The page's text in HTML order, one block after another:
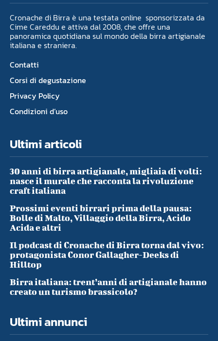
Cronache di Birra è una testata online sponsorizzata da
Cime Careddu e attiva dal 2008, che offre una
panoramica quotidiana sul mondo della birra artigianale
italiana e straniera.
Contatti
Corsi di degustazione
Privacy Policy
Condizioni d’uso
Ultimi articoli
30 anni di birra artigianale, migliaia di volti:
nasce il murale che racconta la rivoluzione
craft italiana
Prossimi eventi birrari prima della pausa:
Bolle di Malto, Villaggio della Birra, Acido
Acida e altri
Il podcast di Cronache di Birra torna dal vivo:
protagonista Conor Gallagher-Deeks di
Hilltop
Birra italiana: trent’anni di artigianale hanno
creato un turismo brassicolo?
Ultimi annunci